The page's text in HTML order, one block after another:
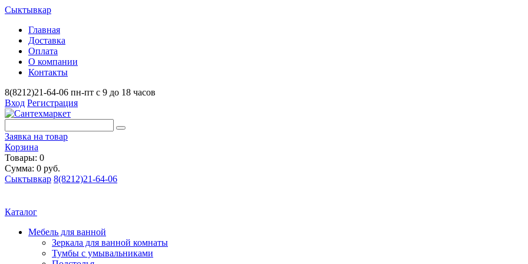
Сыктывкар
Главная
Доставка
Оплата
О компании
Контакты
8(8212)21-64-06 пн-пт с 9 до 18 часов
Вход Регистрация
Заявка на товар
Корзина
Товары: 0
Сумма: 0 руб.
Сыктывкар 8(8212)21-64-06
Каталог
Мебель для ванной
Зеркала для ванной комнаты
Тумбы с умывальниками